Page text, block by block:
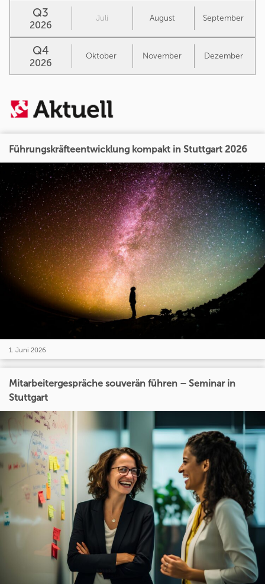
Führungskräfteentwicklung kompakt in Stuttgart 2026
1. Juni 2026
Mitarbeitergespräche souverän führen – Seminar in
Stuttgart
Q3
2026
Juli August September
Q4
2026
Oktober November Dezember